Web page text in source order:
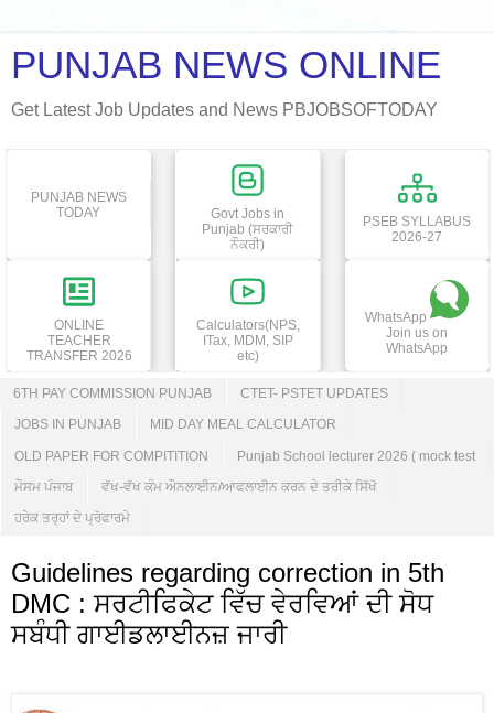
PUNJAB NEWS ONLINE
Get Latest Job Updates and News PBJOBSOFTODAY
PUNJAB NEWS
TODAY
Govt Jobs in
Punjab (ਸਰਕਾਰੀ
ਨੌਕਰੀ)
PSEB SYLLABUS
2026-27
ONLINE
TEACHER
TRANSFER 2026
Calculators(NPS,
ITax, MDM, SIP
etc)
WhatsApp
Join us on
WhatsApp
6TH PAY COMMISSION PUNJAB CTET- PSTET UPDATES
JOBS IN PUNJAB MID DAY MEAL CALCULATOR
OLD PAPER FOR COMPITITION Punjab School lecturer 2026 ( mock test
ਮੌਸਮ ਪੰਜਾਬ ਵੱਖ-ਵੱਖ ਕੰਮ ਔਨਲਾਈਨ/ਆਫਲਾਈਨ ਕਰਨ ਦੇ ਤਰੀਕੇ ਸਿੱਖੋ
ਹਰੇਕ ਤਰ੍ਹਾਂ ਦੇ ਪ੍ਰੋਫਾਰਮੇ
Guidelines regarding correction in 5th
DMC : ਸਰਟੀਫਿਕੇਟ ਵਿੱਚ ਵੇਰਵਿਆਂ ਦੀ ਸੋਧ
ਸਬੰਧੀ ਗਾਈਡਲਾਈਨਜ਼ ਜਾਰੀ